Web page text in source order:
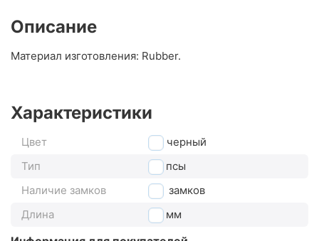
Описание
Материал изготовления: Rubber.
Характеристики
Цвет
черный
Тип
грипсы
Наличие замков
без замков
Длина
70 мм